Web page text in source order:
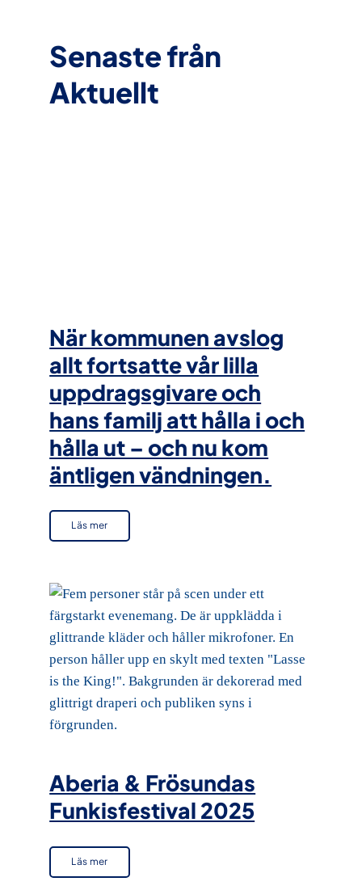
Senaste från
Aktuellt
När kommunen avslog
allt fortsatte vår lilla
uppdragsgivare och
hans familj att hålla i och
hålla ut – och nu kom
äntligen vändningen.
Läs mer
Aberia & Frösundas
Funkisfestival 2025
Läs mer